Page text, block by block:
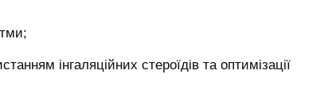
інгаляційних стероїдів та оптимізації